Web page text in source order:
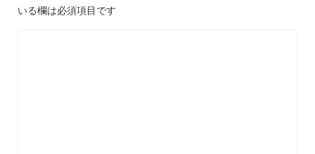
いる欄は必須項目です